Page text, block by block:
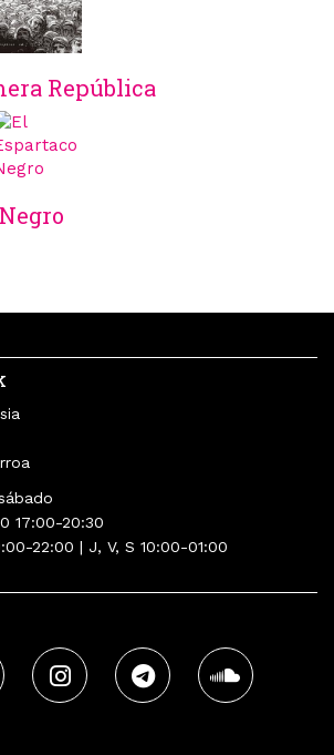
República
17:00-20:30
22:00 | J, V, S 10:00-01:00